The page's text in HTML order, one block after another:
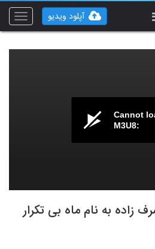
Toggle
آپلود ویدیو
Cannot
M3U8:
زاده به نام ماه بی تکرار